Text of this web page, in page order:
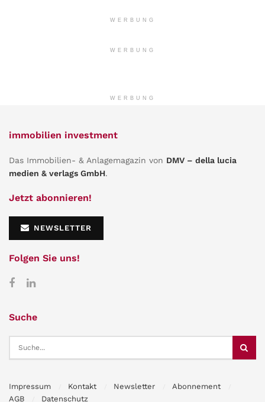
WERBUNG
WERBUNG
WERBUNG
immobilien investment
Das Immobilien- & Anlagemagazin von DMV – della lucia
medien & verlags GmbH.
Jetzt abonnieren!
NEWSLETTER
Folgen Sie uns!
Suche
Impressum Kontakt Newsletter
Abonnement
AGB
Datenschutz